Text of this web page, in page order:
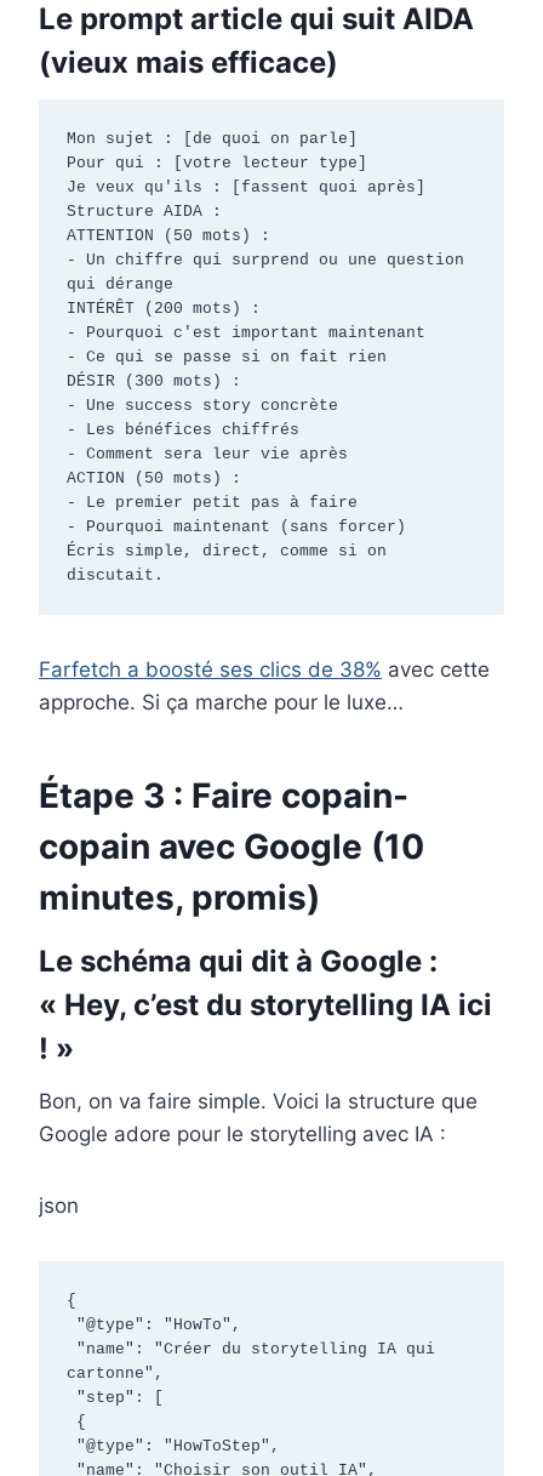
Le prompt article qui suit AIDA
(vieux mais efficace)
Mon sujet : [de quoi on parle]
Pour qui : [votre lecteur type]
Je veux qu'ils : [fassent quoi après]
Structure AIDA :
ATTENTION (50 mots) :
- Un chiffre qui surprend ou une question
qui dérange
INTÉRÊT (200 mots) :
- Pourquoi c'est important maintenant
- Ce qui se passe si on fait rien
DÉSIR (300 mots) :
- Une success story concrète
- Les bénéfices chiffrés
- Comment sera leur vie après
ACTION (50 mots) :
- Le premier petit pas à faire
- Pourquoi maintenant (sans forcer)
Écris simple, direct, comme si on
discutait.
Farfetch a boosté ses clics de 38% avec cette
approche. Si ça marche pour le luxe…
Étape 3 : Faire copain-
copain avec Google (10
minutes, promis)
Le schéma qui dit à Google :
« Hey, c’est du storytelling IA ici
! »
Bon, on va faire simple. Voici la structure que
Google adore pour le storytelling avec IA :
json
{
cartonne",